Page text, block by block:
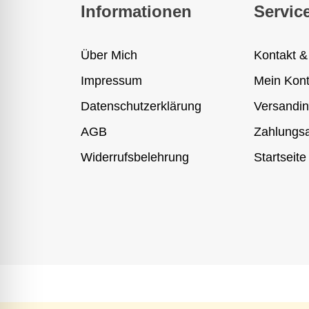
Informationen
Über Mich
Impressum
Datenschutzerklärung
AGB
Widerrufsbelehrung
Kontakt
Mein
Startseite